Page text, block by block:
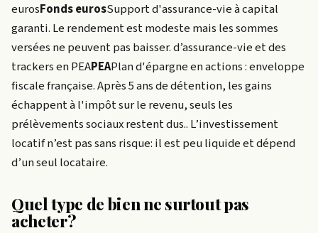
eurosFonds eurosSupport d'assurance-vie à capital
garanti. Le rendement est modeste mais les sommes
versées ne peuvent pas baisser.d’assurance-vie et des
trackers enPEAPEAPlan d'épargne en actions : enveloppe
fiscale française. Après 5 ans de détention, les gains
échappent à l'impôt sur le revenu, seuls les
prélèvements sociaux restent dus.. L’investissement
locatif n’est pas sans risque: il est peu liquide et dépend
d’un seul locataire.
Quel type de bien ne surtout pas
acheter?